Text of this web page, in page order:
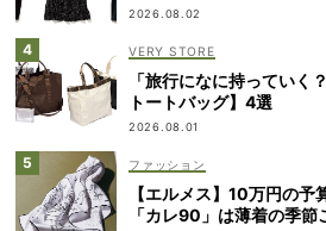
2026.08.02
VERY STORE
「旅行になに持っていく
トートバッグ】4選
2026.08.01
ファッション
【エルメス】10万円の予
「カレ90」は薄着の季節